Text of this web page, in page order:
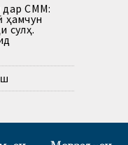
дар СММ:
ҳамчун
сулҳ.